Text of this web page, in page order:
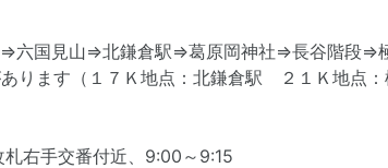
六国見山⇒北鎌倉駅⇒葛原岡神社⇒長谷階段⇒
ります（１７Ｋ地点：北鎌倉駅 ２１Ｋ地点：
右手交番付近、9:00～9:15